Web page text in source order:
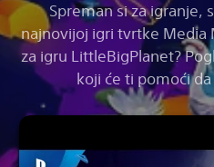
Spreman si za igranje,
najnovijoj igri tvrtke Media
za igru LittleBigPlanet?
koji će ti pomoći da